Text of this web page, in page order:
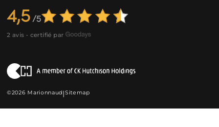
4,5
2 avis - certifié par
©2026 Marionnaud|Sitemap